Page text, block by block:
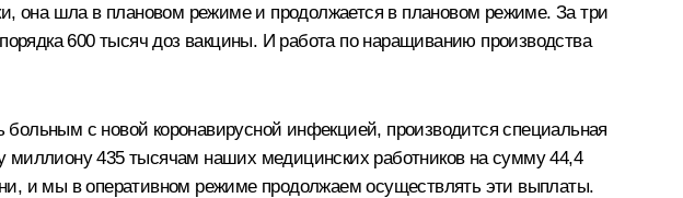
она шла в плановом режиме и продолжается в плановом режиме. За три
600 тысяч доз вакцины. И работа по наращиванию производства
с новой коронавирусной инфекцией, производится специальная
миллиону 435 тысячам наших медицинских работников на сумму 44,4
и мы в оперативном режиме продолжаем осуществлять эти выплаты.